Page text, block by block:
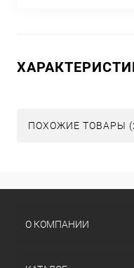
ПОХОЖИЕ ТОВАРЫ
О КОМПАНИИ